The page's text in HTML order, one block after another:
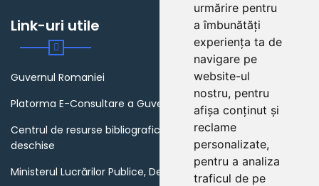
urmărire pentru
a îmbunătăți
experiența ta de
navigare pe
website-ul
nostru, pentru
afișa conținut și
reclame
personalizate,
pentru a analiza
traficul de pe
Link-uri utile
Guvernul Romaniei
Platorma E-Consultare a Guvernului Romaniei
Centrul de resurse bibliografice in domeniul guvernarii
deschise
Ministerul Lucrărilor Publice, Dezvoltării și Administrației